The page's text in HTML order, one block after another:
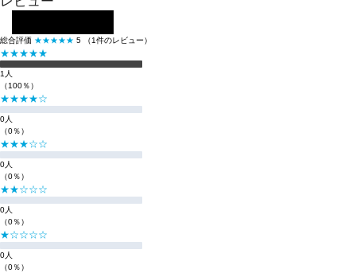
総合評価 ★★★★★ 5 （1件のレビュー）
★★★★★
1人
（100％）
★★★★☆
0人
（0％）
★★★☆☆
0人
（0％）
★★☆☆☆
0人
（0％）
★☆☆☆☆
0人
（0％）